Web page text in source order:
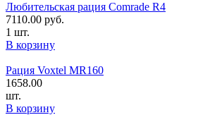
Любительская рация Comrade R4
7110.00 руб.
1 шт.
В корзину
Рация Voxtel MR160
1658.00
шт.
В корзину